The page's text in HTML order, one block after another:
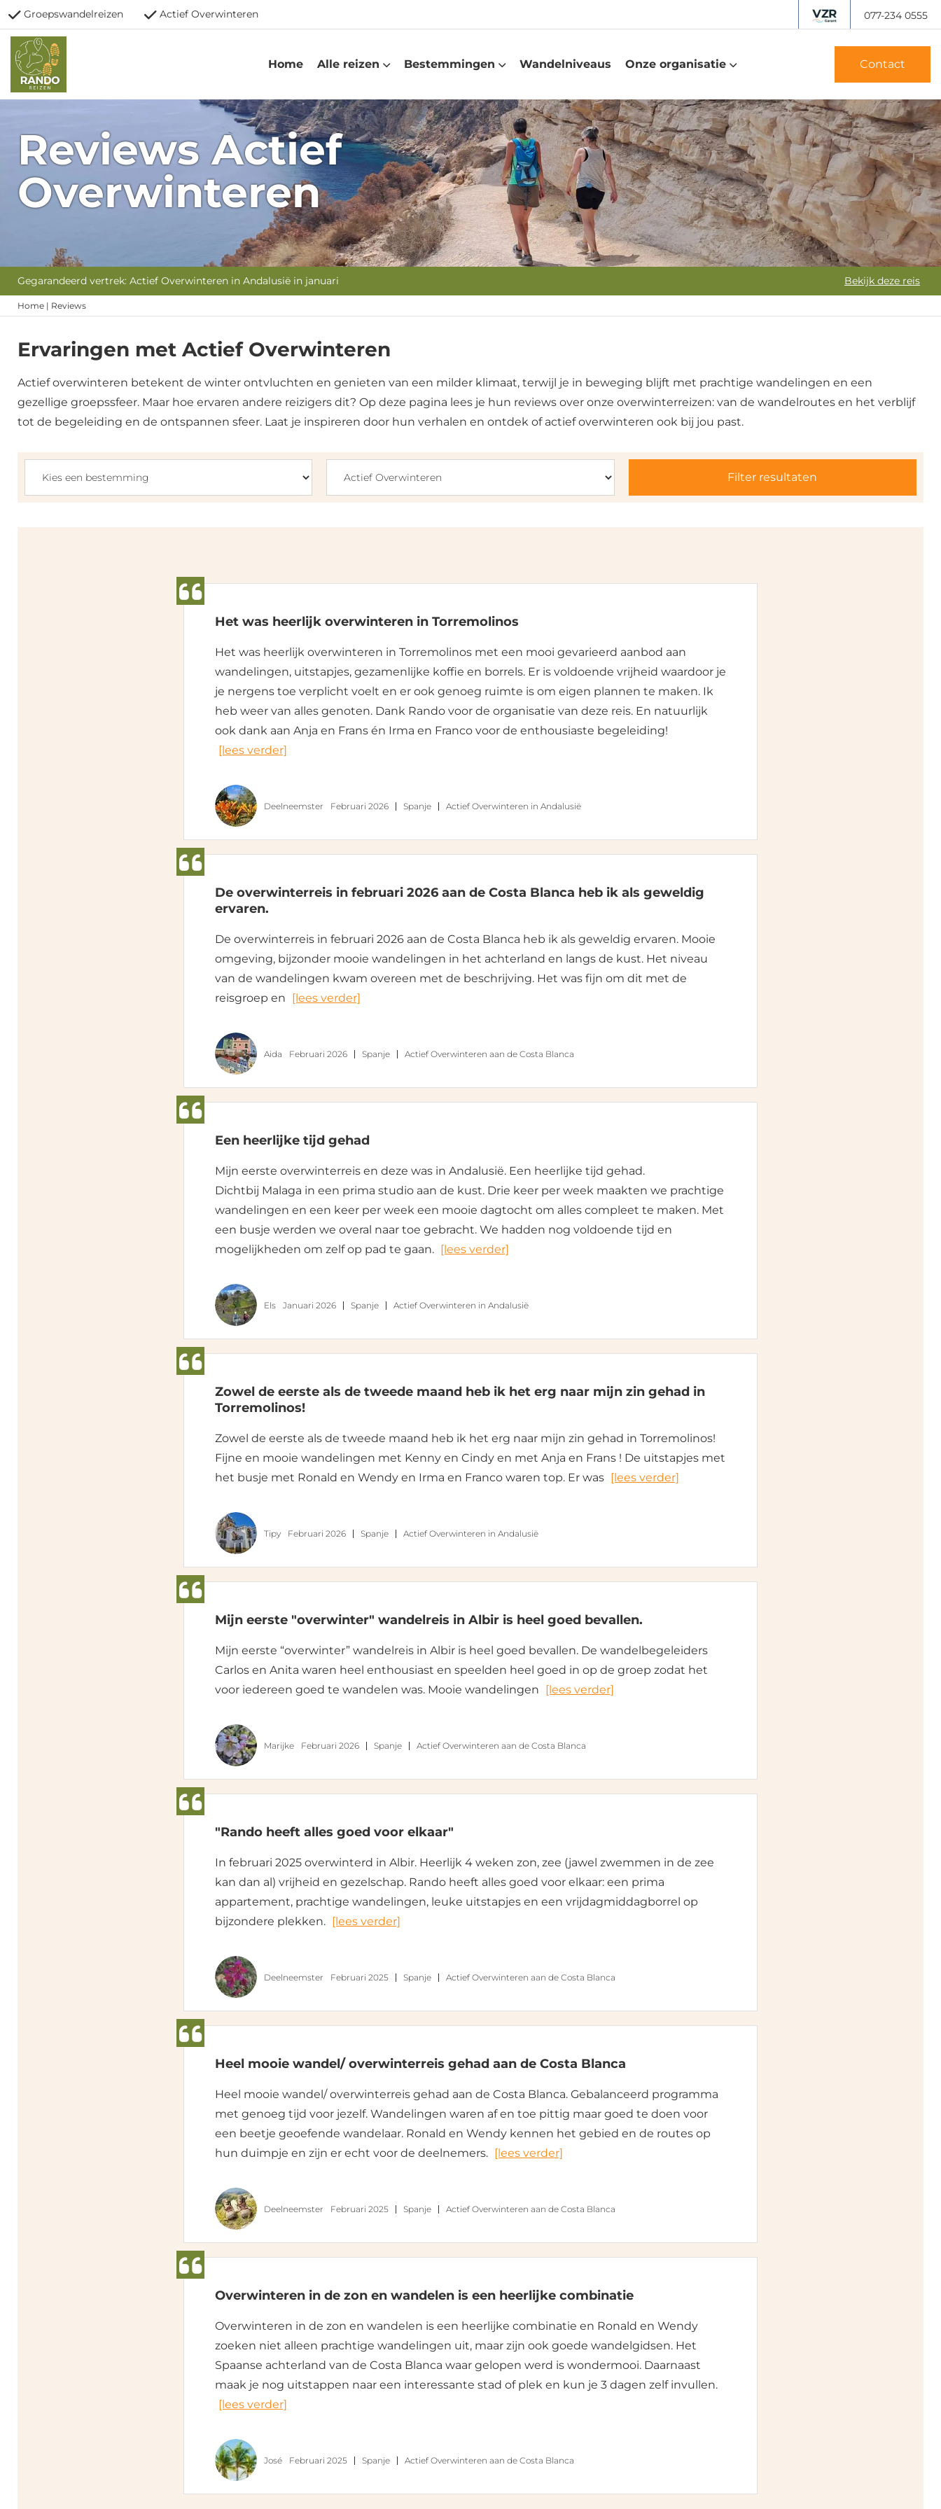
Groepswandelreizen Actief Overwinteren 077-234 0555
Home Alle reizen Bestemmingen Wandelniveaus Onze organisatie Contact
Reviews Actief
Overwinteren
Gegarandeerd vertrek: Actief Overwinteren in Andalusië in januari Bekijk deze reis
Home | Reviews
Ervaringen met Actief Overwinteren
Actief overwinteren betekent de winter ontvluchten en genieten van een milder klimaat, terwijl je in beweging blijft met prachtige wandelingen en een
gezellige groepssfeer. Maar hoe ervaren andere reizigers dit? Op deze pagina lees je hun reviews over onze overwinterreizen: van de wandelroutes en het verblijf
tot de begeleiding en de ontspannen sfeer. Laat je inspireren door hun verhalen en ontdek of actief overwinteren ook bij jou past.
Filter resultaten
Het was heerlijk overwinteren in Torremolinos
Het was heerlijk overwinteren in Torremolinos met een mooi gevarieerd aanbod aan
wandelingen, uitstapjes, gezamenlijke koffie en borrels. Er is voldoende vrijheid waardoor je
je nergens toe verplicht voelt en er ook genoeg ruimte is om eigen plannen te maken. Ik
heb weer van alles genoten. Dank Rando voor de organisatie van deze reis. En natuurlijk
ook dank aan Anja en Frans én Irma en Franco voor de enthousiaste begeleiding!
[lees verder]
Deelneemster Februari 2026 Spanje Actief Overwinteren in Andalusië
De overwinterreis in februari 2026 aan de Costa Blanca heb ik als geweldig
ervaren.
De overwinterreis in februari 2026 aan de Costa Blanca heb ik als geweldig ervaren. Mooie
omgeving, bijzonder mooie wandelingen in het achterland en langs de kust. Het niveau
van de wandelingen kwam overeen met de beschrijving. Het was fijn om dit met de
reisgroep en [lees verder]
Aida Februari 2026 Spanje Actief Overwinteren aan de Costa Blanca
Een heerlijke tijd gehad
Mijn eerste overwinterreis en deze was in Andalusië. Een heerlijke tijd gehad.
Dichtbij Malaga in een prima studio aan de kust. Drie keer per week maakten we prachtige
wandelingen en een keer per week een mooie dagtocht om alles compleet te maken. Met
een busje werden we overal naar toe gebracht. We hadden nog voldoende tijd en
mogelijkheden om zelf op pad te gaan. [lees verder]
Els Januari 2026 Spanje Actief Overwinteren in Andalusië
Zowel de eerste als de tweede maand heb ik het erg naar mijn zin gehad in
Torremolinos!
Zowel de eerste als de tweede maand heb ik het erg naar mijn zin gehad in Torremolinos!
Fijne en mooie wandelingen met Kenny en Cindy en met Anja en Frans ! De uitstapjes met
het busje met Ronald en Wendy en Irma en Franco waren top. Er was [lees verder]
Tipy Februari 2026 Spanje Actief Overwinteren in Andalusië
Mijn eerste "overwinter" wandelreis in Albir is heel goed bevallen.
Mijn eerste “overwinter” wandelreis in Albir is heel goed bevallen. De wandelbegeleiders
Carlos en Anita waren heel enthousiast en speelden heel goed in op de groep zodat het
voor iedereen goed te wandelen was. Mooie wandelingen [lees verder]
Marijke Februari 2026 Spanje Actief Overwinteren aan de Costa Blanca
"Rando heeft alles goed voor elkaar"
In februari 2025 overwinterd in Albir. Heerlijk 4 weken zon, zee (jawel zwemmen in de zee
kan dan al) vrijheid en gezelschap. Rando heeft alles goed voor elkaar: een prima
appartement, prachtige wandelingen, leuke uitstapjes en een vrijdagmiddagborrel op
bijzondere plekken. [lees verder]
Deelneemster Februari 2025 Spanje Actief Overwinteren aan de Costa Blanca
Heel mooie wandel/ overwinterreis gehad aan de Costa Blanca
Heel mooie wandel/ overwinterreis gehad aan de Costa Blanca. Gebalanceerd programma
met genoeg tijd voor jezelf. Wandelingen waren af en toe pittig maar goed te doen voor
een beetje geoefende wandelaar. Ronald en Wendy kennen het gebied en de routes op
hun duimpje en zijn er echt voor de deelnemers. [lees verder]
Deelneemster Februari 2025 Spanje Actief Overwinteren aan de Costa Blanca
Overwinteren in de zon en wandelen is een heerlijke combinatie
Overwinteren in de zon en wandelen is een heerlijke combinatie en Ronald en Wendy
zoeken niet alleen prachtige wandelingen uit, maar zijn ook goede wandelgidsen. Het
Spaanse achterland van de Costa Blanca waar gelopen werd is wondermooi. Daarnaast
maak je nog uitstappen naar een interessante stad of plek en kun je 3 dagen zelf invullen.
[lees verder]
José Februari 2025 Spanje Actief Overwinteren aan de Costa Blanca